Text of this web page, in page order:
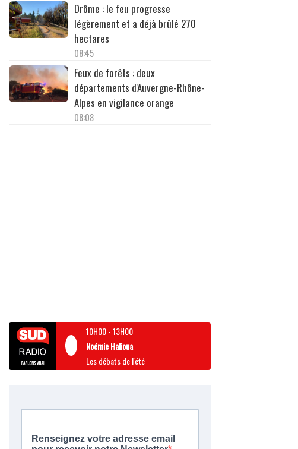
Drôme : le feu progresse
légèrement et a déjà brûlé 270
hectares
08:45
Feux de forêts : deux
départements d'Auvergne-Rhône-
Alpes en vigilance orange
08:08
10H00-13H00
Noémie Halioua
Les débats de l'été